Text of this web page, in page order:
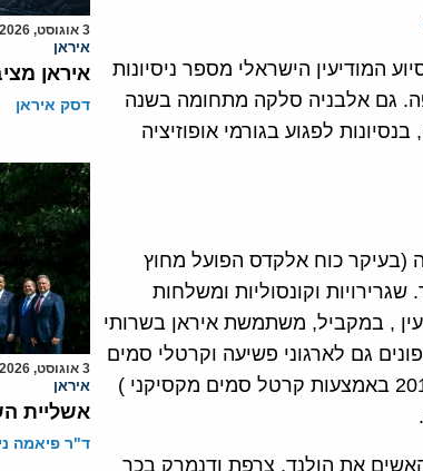
המודיעין הישראלי מספר ניסיונות
גם אלבניה סלקה מתחומה בשנה
לפגוע בגורמי אופוזיציה
(בעיקר כוח אלקדס הפועל מחוץ
וקונסוליות ומשלחות
, במקביל, משתמשת איראן בשרותי
גם לארגוני פשיעה וקרטלי סמים
(כמו בניסיון שנחשף לרצוח את שגריר סעודיה בארצות הברית ב-2011 באמצעות קרטל סמים מקסיקני )
את הולנד, צרפת ודנמרק בכך
3 אוגוסט, 2026
איראן
איראן
דסק איראן
3 אוגוסט, 2026
איראן
אשליית
ד"ר פיאמה